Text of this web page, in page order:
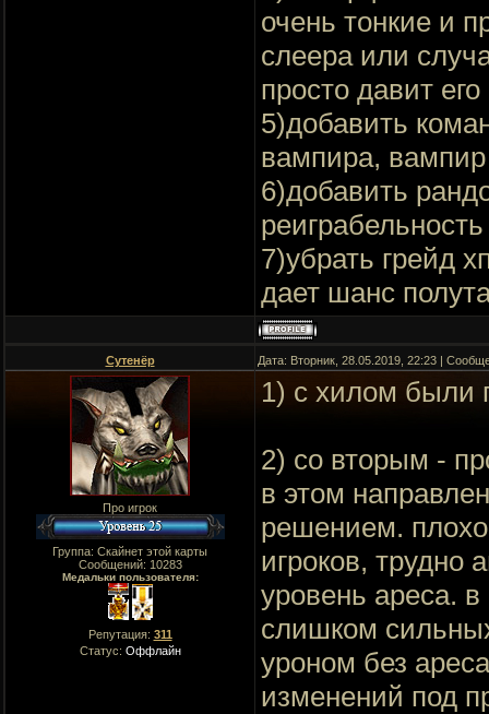
очень тонкие и
слеера или
просто давит
5)добавить
вампира, вампир
6)добавить
7)убрать грейд
дает шанс
Сутенёр Дата: Вторник, 28.05.2019, 22:23 |
Про игрок
Группа: Скайнет этой карты
Сообщений: 10283
Медальки пользователя:
Репутация: 311
Статус: Оффлайн
1) с хилом были
2) со вторым -
в этом
решением.
игроков, трудно
уровень ареса.
слишком
уроном без
изменений под